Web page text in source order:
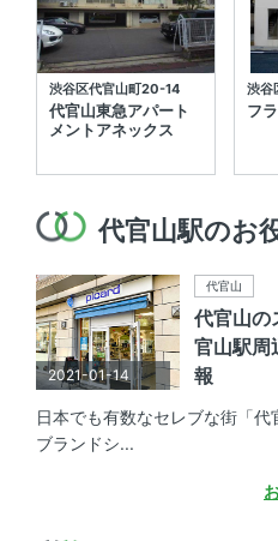
渋谷区代官山町20-14
代官山東急アパート
メントアネックス
渋谷
フ
代官山駅のお
2021-01-14
代官山
代官山の
官山駅周
報
日本でも有数なセレブな街「代
ブランドシ...